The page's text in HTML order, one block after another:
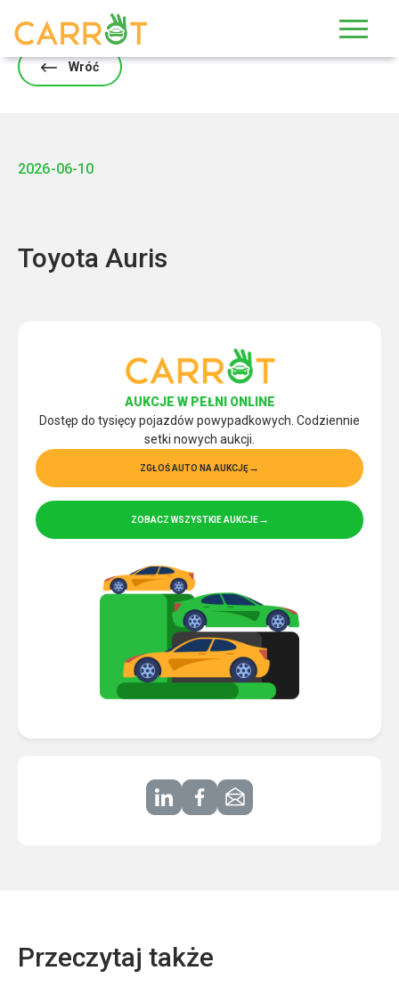
Wróć
2026-06-10
Toyota Auris
AUKCJE W PEŁNI ONLINE
Dostęp do tysięcy pojazdów powypadkowych. Codziennie
setki nowych aukcji.
ZGŁOŚ AUTO NA AUKCJĘ
ZOBACZ WSZYSTKIE AUKCJE
Przeczytaj także